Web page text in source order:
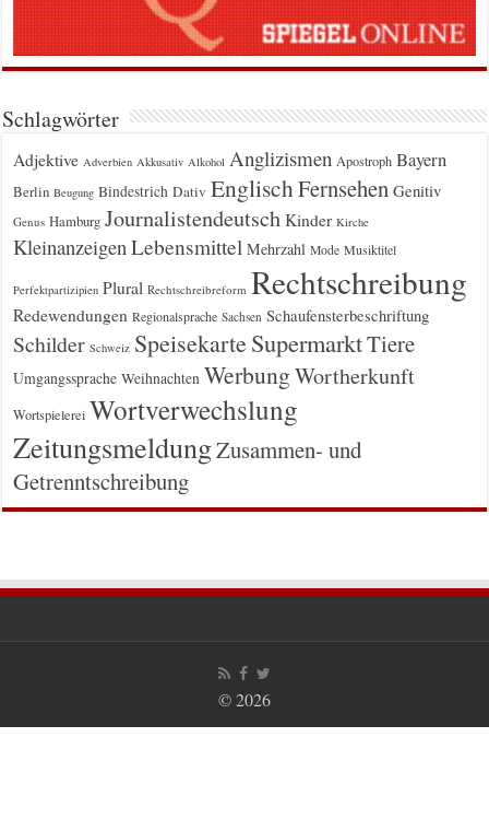
Schlagwörter
Adjektive Adverbien Akkusativ Alkohol Anglizismen Apostroph Bayern
Berlin Beugung Bindestrich Dativ EnglischFernsehen Genitiv
Genus Hamburg Journalistendeutsch Kinder Kirche
Kleinanzeigen Lebensmittel Mehrzahl Mode Musiktitel
Perfektpartizipien Plural Rechtschreibreform Rechtschreibung
Redewendungen Regionalsprache Sachsen Schaufensterbeschriftung
Schilder Schweiz Speisekarte SupermarktTiere
Umgangssprache Weihnachten WerbungWortherkunft
Wortspielerei Wortverwechslung
ZeitungsmeldungZusammen- und
Getrenntschreibung
© 2026